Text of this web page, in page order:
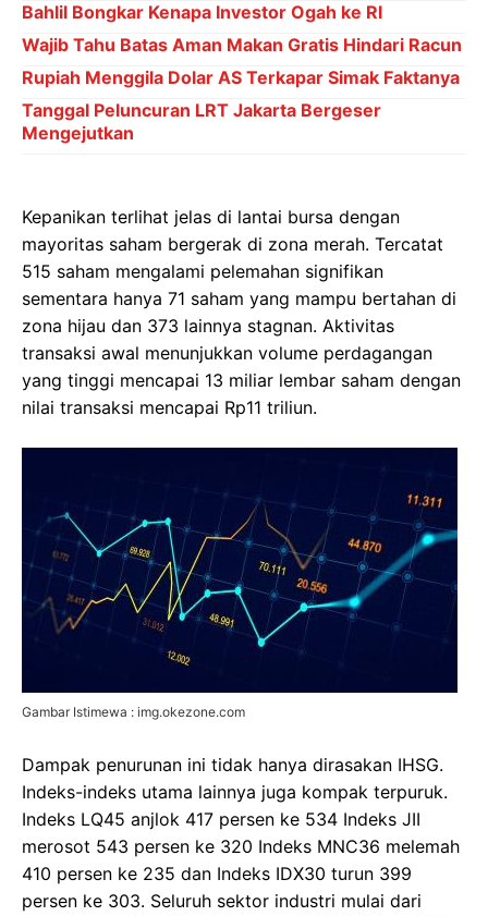
Bahlil Bongkar Kenapa Investor Ogah ke RI
Wajib Tahu Batas Aman Makan Gratis Hindari Racun
Rupiah Menggila Dolar AS Terkapar Simak Faktanya
Tanggal Peluncuran LRT Jakarta Bergeser
Mengejutkan
Kepanikan terlihat jelas di lantai bursa dengan
mayoritas saham bergerak di zona merah. Tercatat
515 saham mengalami pelemahan signifikan
sementara hanya 71 saham yang mampu bertahan di
zona hijau dan 373 lainnya stagnan. Aktivitas
transaksi awal menunjukkan volume perdagangan
yang tinggi mencapai 13 miliar lembar saham dengan
nilai transaksi mencapai Rp11 triliun.
Gambar Istimewa : img.okezone.com
Dampak penurunan ini tidak hanya dirasakan IHSG.
Indeks-indeks utama lainnya juga kompak terpuruk.
Indeks LQ45 anjlok 417 persen ke 534 Indeks JII
merosot 543 persen ke 320 Indeks MNC36 melemah
410 persen ke 235 dan Indeks IDX30 turun 399
persen ke 303. Seluruh sektor industri mulai dari